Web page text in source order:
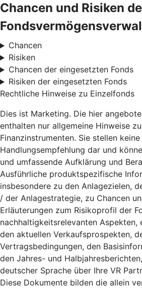
Chancen und Risiken
Chancen
Risiken
Chancen der eingesetzten Fonds
Risiken der eingesetzten Fonds
Rechtliche Hinweise zu Einzelfonds
Dies ist Marketing. Die hier
enthalten nur allgemeine Hinweise
Finanzinstrumenten. Sie stellen keine
Handlungsempfehlung dar und
und umfassende Aufklärung und
Ausführliche produktspezifische
insbesondere zu den Anlagezielen,
/ der Anlagestrategie, zu Chancen
Erläuterungen zum Risikoprofil der
nachhaltigkeitsrelevanten Aspekten,
den aktuellen Verkaufsprospekten,
Vertragsbedingungen, den
den Jahres- und
deutscher Sprache über Ihre VR
Diese Dokumente bilden die allein